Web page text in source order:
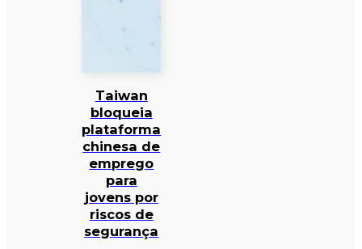
Taiwan
bloqueia
plataforma
chinesa de
emprego
para
jovens por
riscos de
segurança